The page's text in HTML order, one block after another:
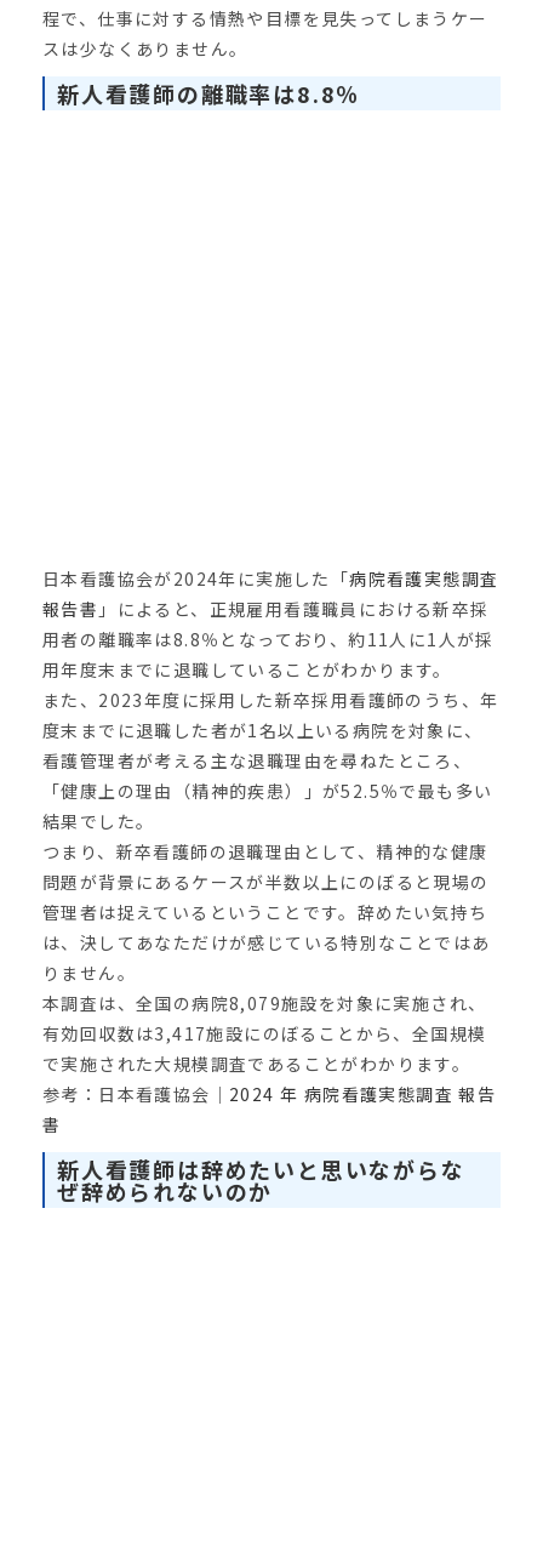
程で、仕事に対する情熱や目標を見失ってしまうケー
スは少なくありません。
新人看護師の離職率は8.8％
日本看護協会が2024年に実施した「病院看護実態調査
報告書 」によると、正規雇用看護職員における新卒採
用者の離職率は8.8％となっており、約11人に1人が採
用年度末までに退職していることがわかります。
また、2023年度に採用した新卒採用看護師のうち、年
度末までに退職した者が1名以上いる病院を対象に、
看護管理者が考える主な退職理由を尋ねたところ、
「健康上の理由（精神的疾患）」が52.5％で最も多い
結果でした。
つまり、新卒看護師の退職理由として、精神的な健康
問題が背景にあるケースが半数以上にのぼると現場の
管理者は捉えているということです。辞めたい気持ち
は、決してあなただけが感じている特別なことではあ
りません。
本調査は、全国の病院8,079施設を対象に実施され、
有効回収数は3,417施設にのぼることから、全国規模
で実施された大規模調査であることがわかります。
参考：日本看護協会｜ 2024 年 病院看護実態調査 報告
書
新人看護師は辞めたいと思いながらな
ぜ辞められないのか